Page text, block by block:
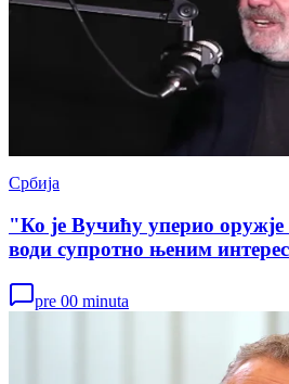
Србија
"Ко је Вучићу уперио
води супротно њеним
pre 00 minuta